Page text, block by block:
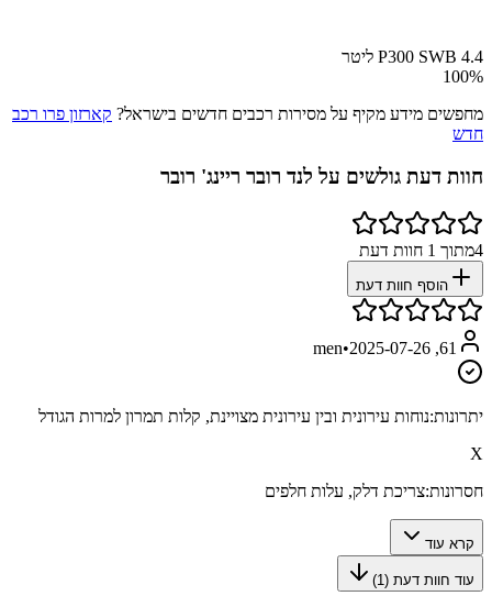
P300 SWB 4.4 ליטר
100%
מחפשים מידע מקיף על מסירות רכבים חדשים בישראל? קארזון פרו רכב
חדש
חוות דעת גולשים על לנד רובר ריינג' רובר
4מתוך 1 חוות דעת
הוסף חוות דעת
61, men
•2025-07-26
יתרונות:נוחות עירונית ובין עירונית מצויינת, קלות תמרון למרות הגודל
X
חסרונות:צריכת דלק, עלות חלפים
קרא עוד
עוד חוות דעת (1
)